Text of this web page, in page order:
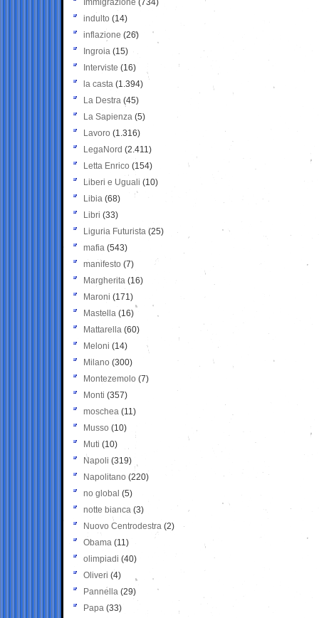
Immigrazione (734)
indulto (14)
inflazione (26)
Ingroia (15)
Interviste (16)
la casta (1.394)
La Destra (45)
La Sapienza (5)
Lavoro (1.316)
LegaNord (2.411)
Letta Enrico (154)
Liberi e Uguali (10)
Libia (68)
Libri (33)
Liguria Futurista (25)
mafia (543)
manifesto (7)
Margherita (16)
Maroni (171)
Mastella (16)
Mattarella (60)
Meloni (14)
Milano (300)
Montezemolo (7)
Monti (357)
moschea (11)
Musso (10)
Muti (10)
Napoli (319)
Napolitano (220)
no global (5)
notte bianca (3)
Nuovo Centrodestra (2)
Obama (11)
olimpiadi (40)
Oliveri (4)
Pannella (29)
Papa (33)